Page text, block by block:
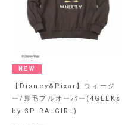
NEW
【Disney&Pixar】ウィージ
ー/裏毛プルオーバー(4GEEKs
by SPIRALGIRL)